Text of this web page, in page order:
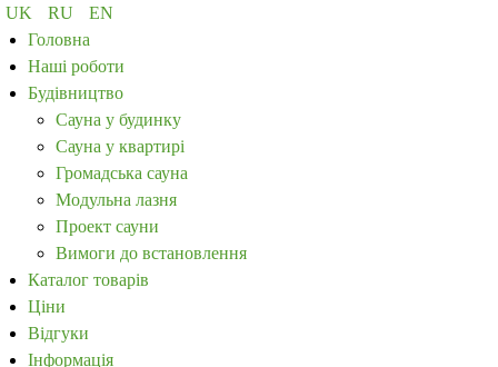
UK
RU
EN
Головна
Наші роботи
Будівництво
Сауна у будинку
Сауна у квартирі
Громадська сауна
Модульна лазня
Проект сауни
Вимоги до встановлення
Каталог товарів
Ціни
Відгуки
Інформація